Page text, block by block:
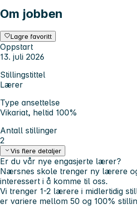
Om jobben
Lagre favoritt
Oppstart
13. juli 2026
Stillingstittel
Lærer
Type ansettelse
Vikariat, heltid 100%
Antall stillinger
2
Vis flere detaljer
Er du vår nye engasjerte lærer?
Nærsnes skole trenger ny lærere
interessert i å komme til oss.
Vi trenger 1-2 lærere i midlertidig
er variere mellom 50 og 100%